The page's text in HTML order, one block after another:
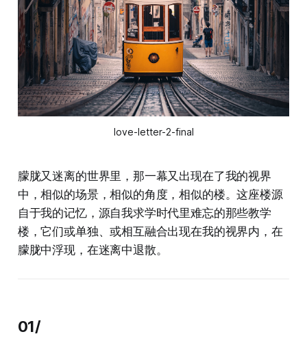
love-letter-2-final
朦胧又迷离的世界里，那一幕又出现在了我的视界
中，相似的场景，相似的角度，相似的楼。这座楼源
自于我的记忆，源自我求学时代里难忘的那些教学
楼，它们或单独、或相互融合出现在我的视界内，在
朦胧中浮现，在迷离中退散。
01/